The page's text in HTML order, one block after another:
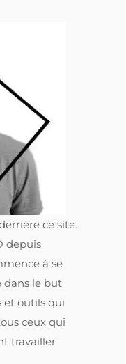
ce site.
depuis
à se
dans le but
et outils qui
ceux qui
travailler